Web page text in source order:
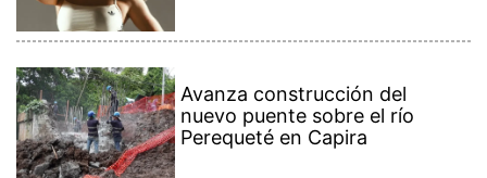
Avanza construcción del
nuevo puente sobre el río
Perequeté en Capira